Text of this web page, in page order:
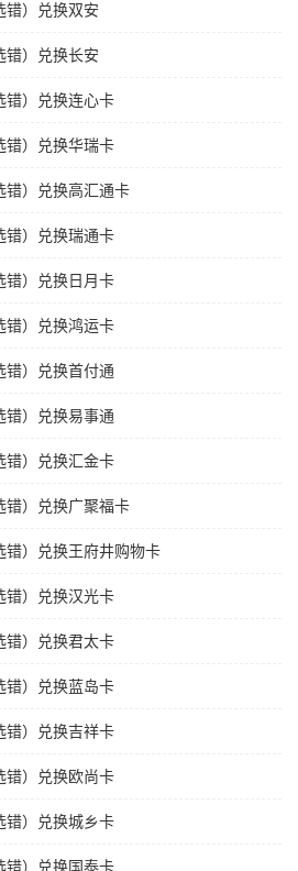
错）兑换双安
错）兑换长安
错）兑换连心卡
错）兑换华瑞卡
错）兑换高汇通卡
错）兑换瑞通卡
错）兑换日月卡
错）兑换鸿运卡
错）兑换首付通
错）兑换易事通
错）兑换汇金卡
错）兑换广聚福卡
错）兑换王府井购物卡
错）兑换汉光卡
错）兑换君太卡
错）兑换蓝岛卡
错）兑换吉祥卡
错）兑换欧尚卡
错）兑换城乡卡
错）兑换国泰卡